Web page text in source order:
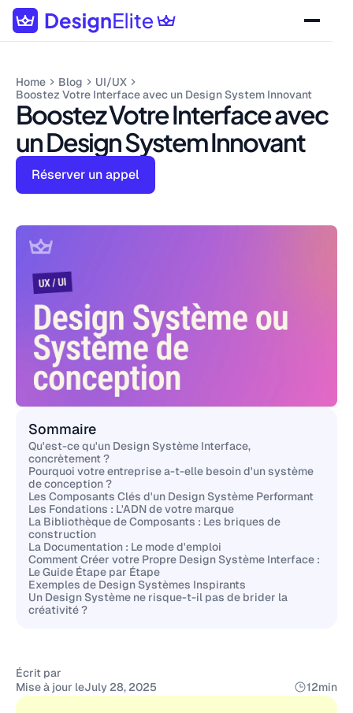
Home Blog
UI/UX
Boostez Votre Interface avec un Design System Innovant
Boostez Votre Interface avec
un Design System Innovant
Réserver un appel
Sommaire
Qu'est-ce qu'un Design Système Interface,
concrètement ?
Pourquoi votre entreprise a-t-elle besoin d'un système
de conception ?
Les Composants Clés d'un Design Système Performant
Les Fondations : L'ADN de votre marque
La Bibliothèque de Composants : Les briques de
construction
La Documentation : Le mode d'emploi
Comment Créer votre Propre Design Système Interface :
Le Guide Étape par Étape
Exemples de Design Systèmes Inspirants
Un Design Système ne risque-t-il pas de brider la
créativité ?
Écrit par
Mise à jour leJuly 28, 2025 12min